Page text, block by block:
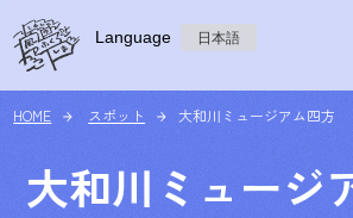
Language 日本語
HOME スポット 大和川ミュージアム四方
大和川ミュージ